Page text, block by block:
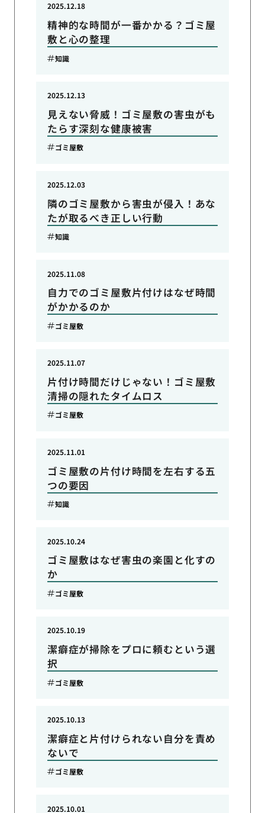
精神的な時間が一番かかる？ゴミ屋
敷と心の整理
2025.12.18
知識
見えない脅威！ゴミ屋敷の害虫がも
たらす深刻な健康被害
2025.12.13
ゴミ屋敷
隣のゴミ屋敷から害虫が侵入！あな
たが取るべき正しい行動
2025.12.03
知識
自力でのゴミ屋敷片付けはなぜ時間
がかかるのか
2025.11.08
ゴミ屋敷
片付け時間だけじゃない！ゴミ屋敷
清掃の隠れたタイムロス
2025.11.07
ゴミ屋敷
ゴミ屋敷の片付け時間を左右する五
つの要因
2025.11.01
知識
ゴミ屋敷はなぜ害虫の楽園と化すの
か
2025.10.24
ゴミ屋敷
潔癖症が掃除をプロに頼むという選
択
2025.10.19
ゴミ屋敷
潔癖症と片付けられない自分を責め
ないで
2025.10.13
ゴミ屋敷
2025.10.01